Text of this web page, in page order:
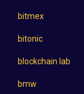
bitmex
bitonic
blockchain lab
bmw